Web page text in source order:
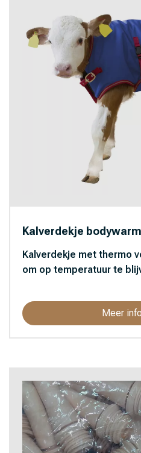
Kalverdekje
Kalverdekje met thermo
om op temperatuur te
Meer